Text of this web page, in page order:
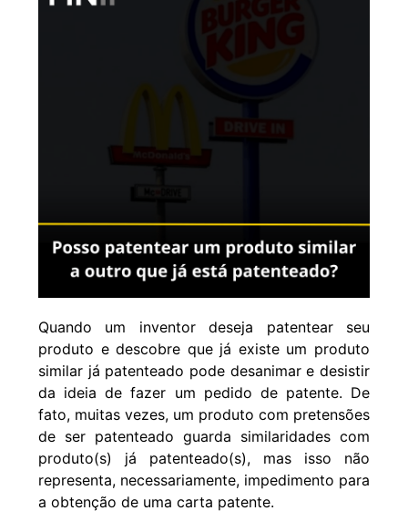
Quando um inventor deseja patentear seu
produto e descobre que já existe um produto
similar já patenteado pode desanimar e desistir
da ideia de fazer um pedido de patente. De
fato, muitas vezes, um produto com pretensões
de ser patenteado guarda similaridades com
produto(s) já patenteado(s), mas isso não
representa, necessariamente, impedimento para
a obtenção de uma carta patente.